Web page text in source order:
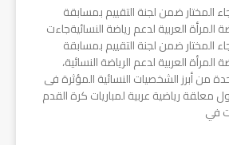
المختار ضمن لجنة التقييم بمسابقة
المرأة العربية لدعم رياضة النسائيةجاءت
المختار ضمن لجنة التقييم بمسابقة
المرأة العربية لدعم الرياضة النسائية،
من أبرز الشخصيات النسائية المؤثرة فى
معلقة رياضية عربية لمباريات كرة القدم
في